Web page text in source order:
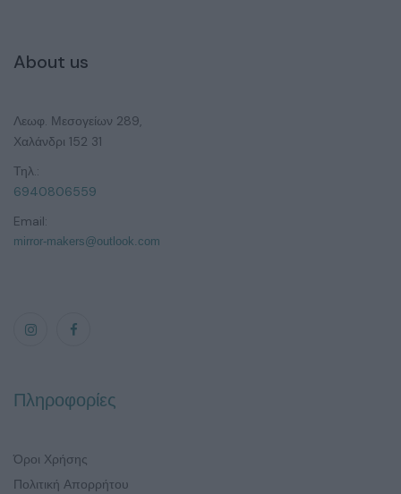
About us
Λεωφ. Μεσογείων 289,
Χαλάνδρι 152 31
Τηλ.:
6940806559
Email:
mirror-makers@outlook.com
Πληροφορίες
Όροι Χρήσης
Πολιτική Απορρήτου